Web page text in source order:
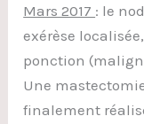
Mars 2017 : le
exérèse
ponction
Une
finalement